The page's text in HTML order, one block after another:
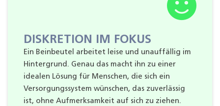
DISKRETION IM FOKUS
Ein Beinbeutel arbeitet leise und unauffällig im
Hintergrund. Genau das macht ihn zu einer
idealen Lösung für Menschen, die sich ein
Versorgungssystem wünschen, das zuverlässig
ist, ohne Aufmerksamkeit auf sich zu ziehen.